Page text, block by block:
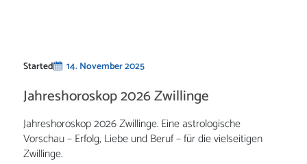
Started 14. November 2025
Jahreshoroskop 2026 Zwillinge
Jahreshoroskop 2026 Zwillinge. Eine astrologische
Vorschau – Erfolg, Liebe und Beruf – für die vielseitigen
Zwillinge.